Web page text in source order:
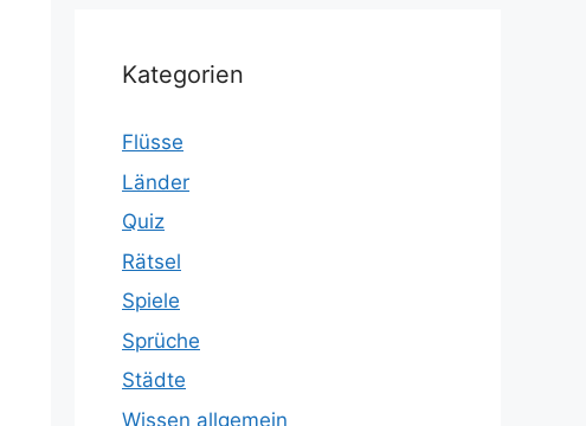
Kategorien
Flüsse
Länder
Quiz
Rätsel
Spiele
Sprüche
Städte
Wissen allgemein